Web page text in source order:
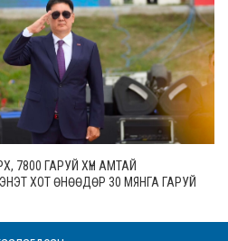
7800 ГАРУЙ ХҮН АМТАЙ
ХОТ ӨНӨӨДӨР 30 МЯНГА ГАРУЙ